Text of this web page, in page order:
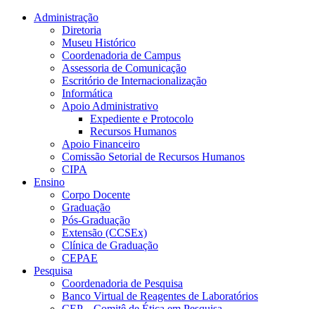
Conteúdo principal Menu principal
Administração
Diretoria
Museu Histórico
Coordenadoria de Campus
Assessoria de Comunicação
Escritório de Internacionalização
Informática
Apoio Administrativo
Expediente e Protocolo
Recursos Humanos
Apoio Financeiro
Comissão Setorial de Recursos Humanos
CIPA
Ensino
Corpo Docente
Graduação
Pós-Graduação
Extensão (CCSEx)
Clínica de Graduação
CEPAE
Pesquisa
Coordenadoria de Pesquisa
Banco Virtual de Reagentes de Laboratórios